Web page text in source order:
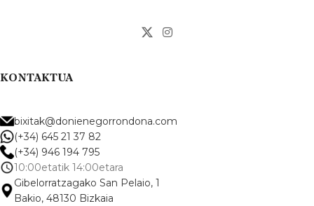
KONTAKTUA
bixitak@donienegorrondona.com
(+34) 645 21 37 82
(+34) 946 194 795
10:00etatik 14:00etara
Gibelorratzagako San Pelaio, 1
Bakio, 48130 Bizkaia